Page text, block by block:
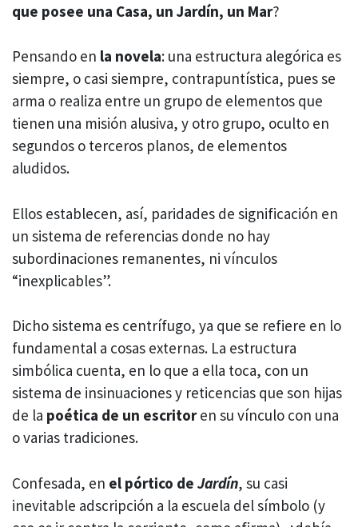
que posee una Casa, un Jardín, un Mar?
Pensando en la novela: una estructura alegórica es
siempre, o casi siempre, contrapuntística, pues se
arma o realiza entre un grupo de elementos que
tienen una misión alusiva, y otro grupo, oculto en
segundos o terceros planos, de elementos
aludidos.
Ellos establecen, así, paridades de significación en
un sistema de referencias donde no hay
subordinaciones remanentes, ni vínculos
“inexplicables”.
Dicho sistema es centrífugo, ya que se refiere en lo
fundamental a cosas externas. La estructura
simbólica cuenta, en lo que a ella toca, con un
sistema de insinuaciones y reticencias que son hijas
de la poética de un escritoren su vínculo con una
o varias tradiciones.
Confesada, en el pórtico de Jardín, su casi
inevitable adscripción a la escuela del símbolo (y